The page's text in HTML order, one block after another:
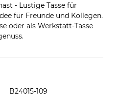
- Lustige Tasse für
für Freunde und Kollegen.
oder als Werkstatt-Tasse
B24015-109